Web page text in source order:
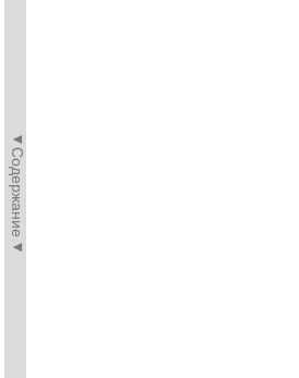
◄Содержание◄